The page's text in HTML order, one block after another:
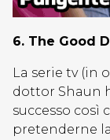
6. The Good
La serie tv (in
dottor Shaun
successo così
pretenderne